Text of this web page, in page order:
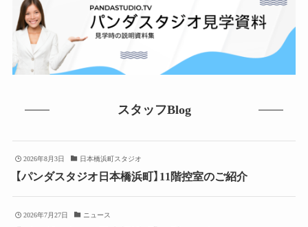
スタッフBlog
2026年8月3日 日本橋浜町スタジオ
【パンダスタジオ日本橋浜町】11階控室のご紹介
2026年7月27日 ニュース